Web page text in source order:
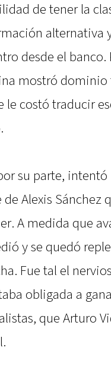
de tener la
alternativa
desde el banco.
mostró
le costó traducir
su parte,
Alexis Sánchez
A medida que
y se quedó
Fue tal el
obligada a
que Arturo